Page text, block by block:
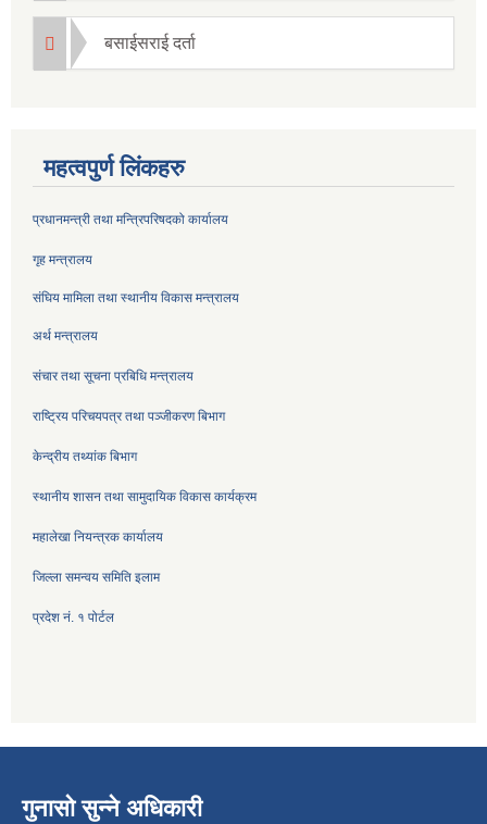
बसाईसराई दर्ता
महत्वपुर्ण लिंकहरु
प्रधानमन्त्री तथा मन्त्रिपरिषदको कार्यालय
गृह मन्त्रालय
संघिय मामिला तथा स्थानीय विकास मन्त्रालय
अर्थ मन्त्रालय
संचार तथा सूचना प्रबिधि मन्त्रालय
राष्ट्रिय परिचयपत्र तथा पञ्जीकरण बिभाग
केन्द्रीय तथ्यांक बिभाग
स्थानीय शासन तथा सामुदायिक विकास कार्यक्रम
महालेखा नियन्त्रक कार्यालय
जिल्ला समन्वय समिति इलाम
प्रदेश नं. १ पोर्टल
गुनासो सुन्ने अधिकारी